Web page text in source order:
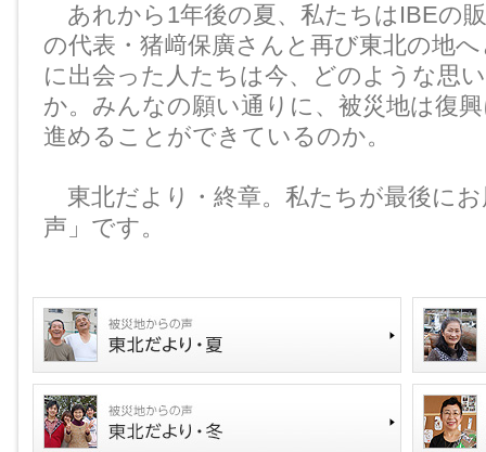
あれから1年後の夏、私たちはIBEの
の代表・猪﨑保廣さんと再び東北の地
に出会った人たちは今、どのような思
か。みんなの願い通りに、被災地は復
進めることができているのか。
東北だより・終章。私たちが最後に
声」です。